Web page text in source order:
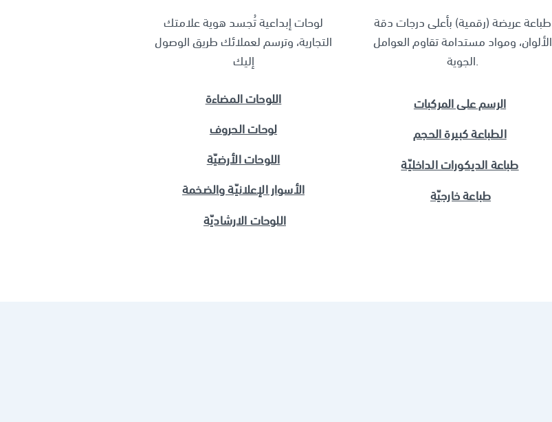
لوحات إبداعية تُجسد هوية علامتك
التجارية، وترسم لعملائك طريق الوصول
إليك
اللوحات المضاءة
لوحات الحروف
اللوحات الأرضيّة
الأسوار الإعلانيّة والضخمة
اللوحات الارشاديّة
طباعة عريضة (رقمية) بأعلى درجات دقة
الألوان، ومواد مستدامة تقاوم العوامل
الجوية.
الرسم على المركبات
الطباعة كبيرة الحجم
طباعة الديكورات الداخليّة
طباعة خارجيّة